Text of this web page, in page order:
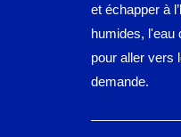
et échapper à
humides, l'eau
pour aller vers
demande.